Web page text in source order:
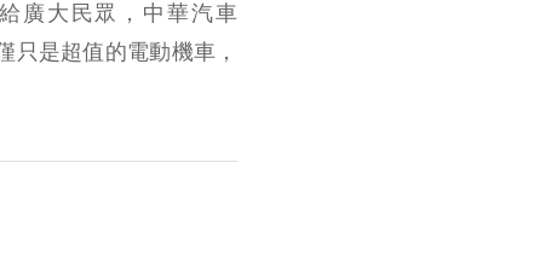
廣大民眾，中華汽車
是超值的電動機車，